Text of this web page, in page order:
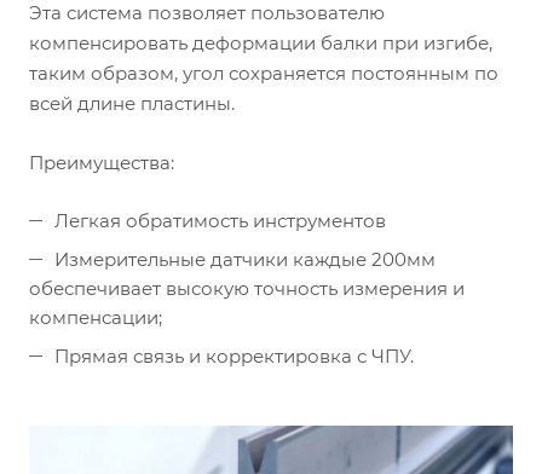
Эта система позволяет пользователю
компенсировать деформации балки при изгибе,
таким образом, угол сохраняется постоянным по
всей длине пластины.
Преимущества:
Легкая обратимость инструментов
Измерительные датчики каждые 200мм
обеспечивает высокую точность измерения и
компенсации;
Прямая связь и корректировка с ЧПУ.